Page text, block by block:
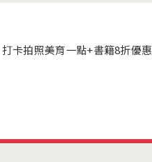
卡拍照美育一點+書籍8折優惠